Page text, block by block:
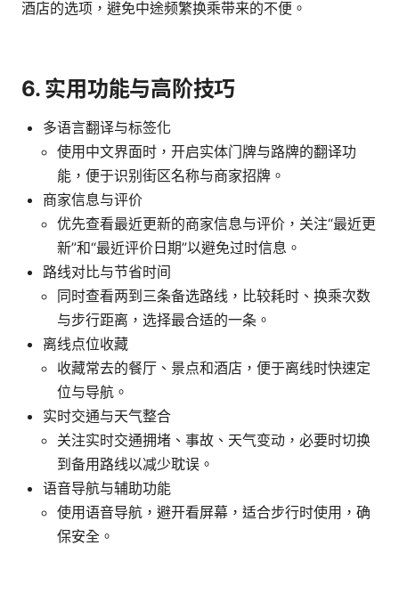
酒店的选项，避免中途频繁换乘带来的不便。
6. 实用功能与高阶技巧
多语言翻译与标签化
使用中文界面时，开启实体门牌与路牌的翻译功
能，便于识别街区名称与商家招牌。
商家信息与评价
优先查看最近更新的商家信息与评价，关注“最近更
新”和“最近评价日期”以避免过时信息。
路线对比与节省时间
同时查看两到三条备选路线，比较耗时、换乘次数
与步行距离，选择最合适的一条。
离线点位收藏
收藏常去的餐厅、景点和酒店，便于离线时快速定
位与导航。
实时交通与天气整合
关注实时交通拥堵、事故、天气变动，必要时切换
到备用路线以减少耽误。
语音导航与辅助功能
使用语音导航，避开看屏幕，适合步行时使用，确
保安全。